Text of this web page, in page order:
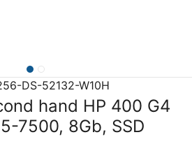
DS-52132-W10H
hand HP 400 G4
7500, 8Gb, SSD